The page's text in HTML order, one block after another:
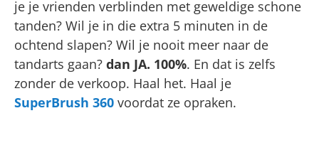
je je vrienden verblinden met geweldige schone
tanden? Wil je in die extra 5 minuten in de
ochtend slapen? Wil je nooit meer naar de
tandarts gaan? dan JA. 100%. En dat is zelfs
zonder de verkoop. Haal het. Haal je
SuperBrush 360 voordat ze opraken.